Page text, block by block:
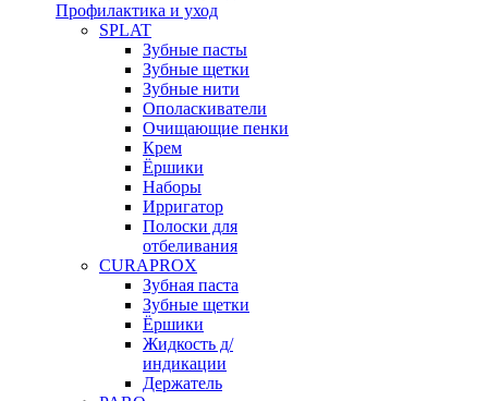
Профилактика и уход
SPLAT
Зубные пасты
Зубные щетки
Зубные нити
Ополаскиватели
Очищающие пенки
Крем
Ёршики
Наборы
Ирригатор
Полоски для
отбеливания
CURAPROX
Зубная паста
Зубные щетки
Ёршики
Жидкость д/
индикации
Держатель